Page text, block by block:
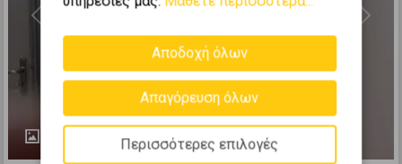
Previous Next
Αποδοχή όλων
Απαγόρευση όλων
Περισσότερες επιλογές